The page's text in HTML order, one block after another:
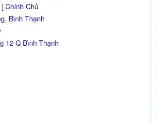
Chính Chủ
Bình Thạnh
12 Q Bình Thạnh